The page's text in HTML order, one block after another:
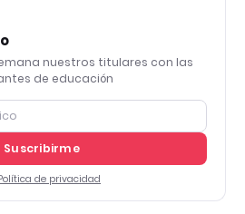
nuestros titulares con las
de educación
Suscribirme
de privacidad